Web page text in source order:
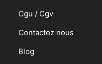
Cgu / Cgv
Contactez nous
Blog